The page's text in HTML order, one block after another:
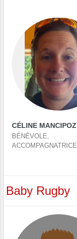
CÉLINE MANCIPOZ
BÉNÉVOLE,
ACCOMPAGNATRICE
Baby Rugby